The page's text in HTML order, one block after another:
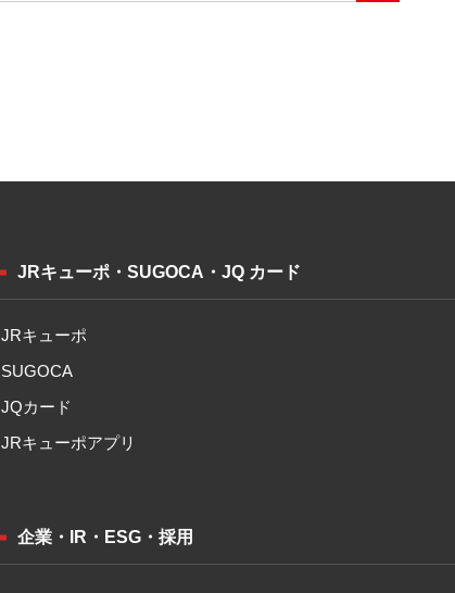
JRキューポ・SUGOCA・JQ カード
JRキューポ
SUGOCA
JQカード
JRキューポアプリ
企業・IR・ESG・採用